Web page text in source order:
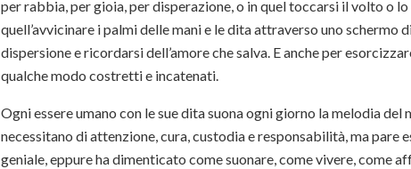
per rabbia, per gioia, per disperazione, o in quel toccarsi il volto o
quell’avvicinare i palmi delle mani e le dita attraverso uno schermo
dispersione e ricordarsi dell’amore che salva. E anche per
qualche modo costretti e incatenati.
Ogni essere umano con le sue dita suona ogni giorno la melodia
necessitano di attenzione, cura, custodia e responsabilità, ma pare
geniale, eppure ha dimenticato come suonare, come vivere, come